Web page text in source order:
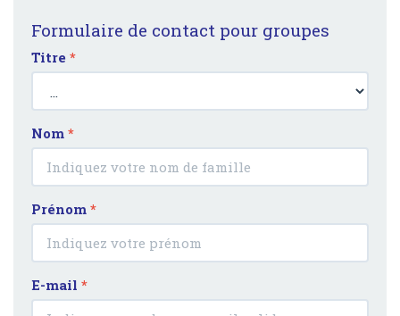
Formulaire de contact pour groupes
Titre *
Nom *
Prénom *
E-mail *